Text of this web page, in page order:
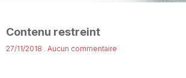
Contenu restreint
27/11/2018 Aucun commentaire